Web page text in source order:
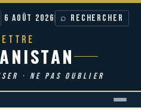
6 AOÛT 2026 ⌕ RECHERCHER
· NE PAS OUBLIER